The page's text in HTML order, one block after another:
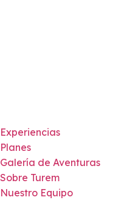
Experiencias
Planes
Galería de Aventuras
Sobre Turem
Nuestro Equipo